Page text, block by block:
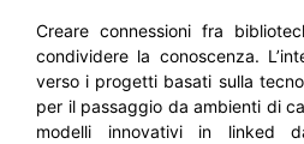
Creare connessioni fra
condividere la conoscenza.
verso i progetti basati sulla
per il passaggio da ambienti di
modelli innovativi in linked